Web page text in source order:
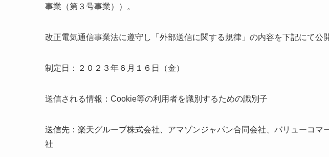
事業（第３号事業））。
改正電気通信事業法に遵守し「外部送信に関する規律」の内容を下記にて公
制定日：２０２３年６月１６日（金）
送信される情報：Cookie等の利用者を識別するための識別子
送信先：楽天グループ株式会社、アマゾンジャパン合同会社、バリューコマ
社